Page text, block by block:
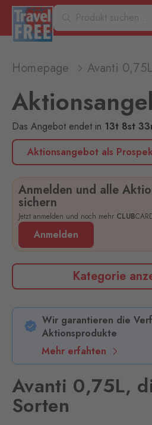
Homepage Avanti
Das Angebot endet in 13t 8st 33
Aktionsangebot als
Anmelden und alle
sichern
Jetzt anmelden und noch mehr CLUB
Anmelden
Kategorie
Wir garantieren die
Aktionsprodukte
Mehr erfahten
Avanti 0,75L,
Sorten